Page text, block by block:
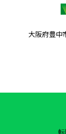
大阪府豊中